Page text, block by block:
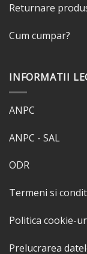
Returnare
Cum cumpar?
INFORMATII
ANPC
ANPC - SAL
ODR
Termeni si
Politica cookie-
Prelucrarea